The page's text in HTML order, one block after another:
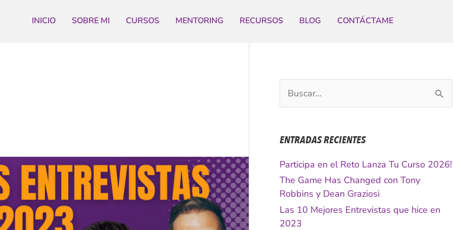
INICIO SOBRE MI CURSOS MENTORING RECURSOS BLOG CONTÁCTAME
u
c
r
p
o
:
ENTRADAS RECIENTES
Participa en el Reto Lanza Tu Curso 2026!
The Game Has Changed con Tony
Robbins y Dean Graziosi
Las 10 Mejores Entrevistas que hice en
2023